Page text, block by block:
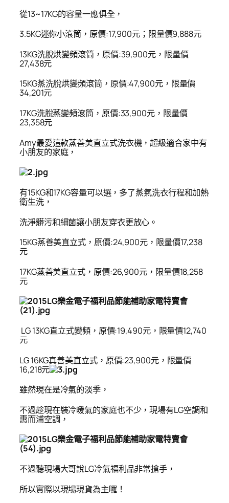
從13~17KG的容量一應俱全，
3.5KG迷你小滾筒，原價:17,900元；限量價9,888元
13KG洗脫烘變頻滾筒，原價:39,900元，限量價
27,438元
15KG蒸洗脫烘變頻滾筒，原價:47,900元，限量價
34,201元
17KG洗脫蒸變頻滾筒，原價:33,900元，限量價
23,358元
Amy最愛這款蒸善美直立式洗衣機，超級適合家中有
小朋友的家庭，
有15KG和17KG容量可以選，多了蒸氣洗衣行程和加熱
衛生洗，
洗淨髒污和細菌讓小朋友穿衣更放心。
15KG蒸善美直立式，原價:24,900元，限量價17,238
元
17KG蒸善美直立式，原價:26,900元，限量價18,258
元
LG 13KG直立式變頻，原價:19,490元，限量價12,740
元
LG 16KG真善美直立式，原價:23,900元，限量價
16,218元
雖然現在是冷氣的淡季，
不過趁現在裝冷暖氣的家庭也不少，現場有LG空調和
惠而浦空調，
不過聽現場大哥說LG冷氣福利品非常搶手，
所以實際以現場現貨為主囉！